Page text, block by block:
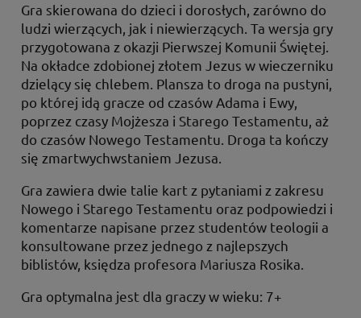
Gra skierowana do dzieci i dorosłych, zarówno do
ludzi wierzących, jak i niewierzących. Ta wersja gry
przygotowana z okazji Pierwszej Komunii Świętej.
Na okładce zdobionej złotem Jezus w wieczerniku
dzielący się chlebem. Plansza to droga na pustyni,
po której idą gracze od czasów Adama i Ewy,
poprzez czasy Mojżesza i Starego Testamentu, aż
do czasów Nowego Testamentu. Droga ta kończy
się zmartwychwstaniem Jezusa.
Gra zawiera dwie talie kart z pytaniami z zakresu
Nowego i Starego Testamentu oraz podpowiedzi i
komentarze napisane przez studentów teologii a
konsultowane przez jednego z najlepszych
biblistów, księdza profesora Mariusza Rosika.
Gra optymalna jest dla graczy w wieku: 7+